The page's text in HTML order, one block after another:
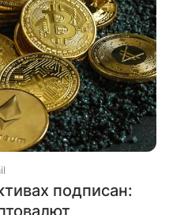
подписан: